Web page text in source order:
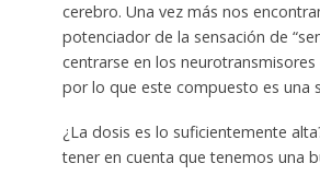
cerebro. Una vez más nos
potenciador de la sensación de
centrarse en los
por lo que este compuesto es una
¿La dosis es lo suficientemente
tener en cuenta que tenemos una